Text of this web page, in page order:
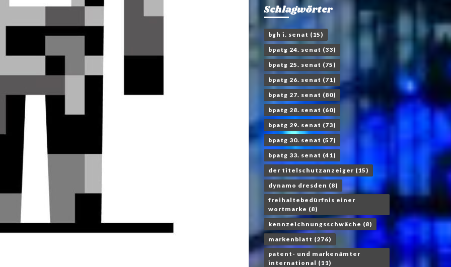
Schlagwörter
bgh i. senat (15)
bpatg 24. senat (33)
bpatg 25. senat (75)
bpatg 26. senat (71)
bpatg 27. senat (80)
bpatg 28. senat (60)
bpatg 29. senat (73)
bpatg 30. senat (57)
bpatg 33. senat (41)
der titelschutzanzeiger (15)
dynamo dresden (8)
freihaltebedürfnis einer
wortmarke (8)
kennzeichnungsschwäche (8)
markenblatt (276)
patent- und markenämter
international (11)